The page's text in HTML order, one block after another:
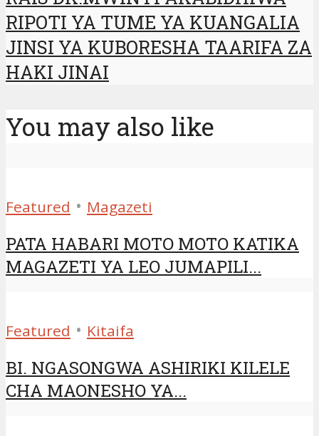
RIPOTI YA TUME YA KUANGALIA
JINSI YA KUBORESHA TAARIFA ZA
HAKI JINAI
You may also like
Featured • Magazeti
PATA HABARI MOTO MOTO KATIKA
MAGAZETI YA LEO JUMAPILI...
Featured • Kitaifa
BI. NGASONGWA ASHIRIKI KILELE
CHA MAONESHO YA...